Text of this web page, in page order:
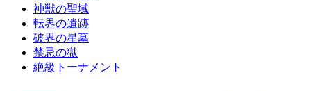
神獣の聖域
転界の遺跡
破界の星墓
禁忌の獄
絶級トーナメント